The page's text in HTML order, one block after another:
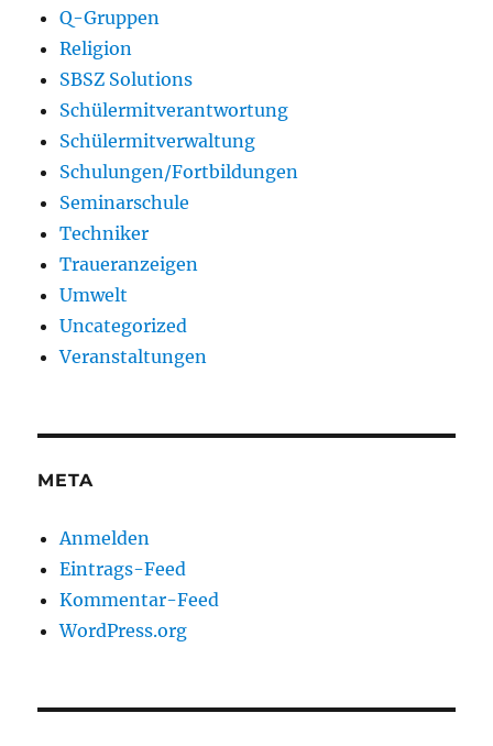
Q-Gruppen
Religion
SBSZ Solutions
Schülermitverantwortung
Schülermitverwaltung
Schulungen/Fortbildungen
Seminarschule
Techniker
Traueranzeigen
Umwelt
Uncategorized
Veranstaltungen
META
Anmelden
Eintrags-Feed
Kommentar-Feed
WordPress.org